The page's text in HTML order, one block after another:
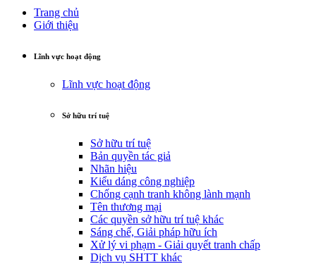
Trang chủ
Giới thiệu
Lĩnh vực hoạt động
Lĩnh vực hoạt động
Sở hữu trí tuệ
Sở hữu trí tuệ
Bản quyền tác giả
Nhãn hiệu
Kiểu dáng công nghiệp
Chống cạnh tranh không lành mạnh
Tên thương mại
Các quyền sở hữu trí tuệ khác
Sáng chế, Giải pháp hữu ích
Xử lý vi phạm - Giải quyết tranh chấp
Dịch vụ SHTT khác